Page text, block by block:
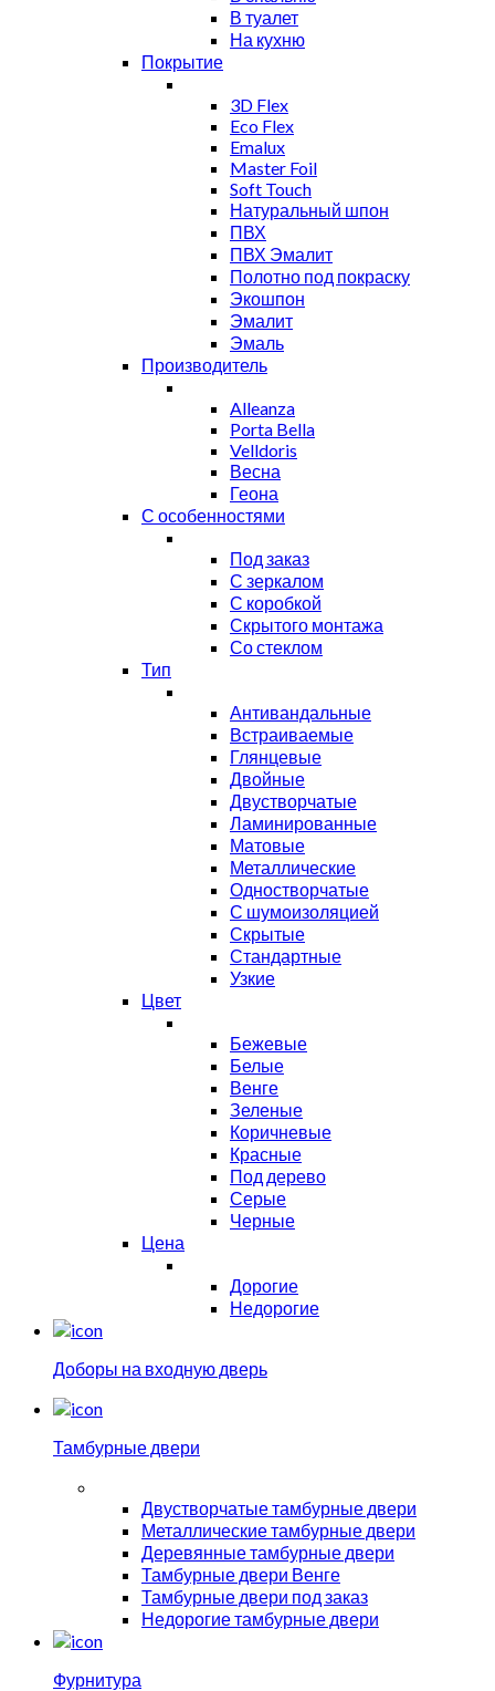
В туалет
На кухню
Покрытие
3D Flex
Eco Flex
Emalux
Master Foil
Soft Touch
Натуральный шпон
ПВХ
ПВХ Эмалит
Полотно под покраску
Экошпон
Эмалит
Эмаль
Производитель
Alleanza
Porta Bella
Velldoris
Весна
Геона
С особенностями
Под заказ
С зеркалом
С коробкой
Скрытого монтажа
Со стеклом
Тип
Антивандальные
Встраиваемые
Глянцевые
Двойные
Двустворчатые
Ламинированные
Матовые
Металлические
Одностворчатые
С шумоизоляцией
Скрытые
Стандартные
Узкие
Цвет
Бежевые
Белые
Венге
Зеленые
Коричневые
Красные
Под дерево
Серые
Черные
Цена
Дорогие
Недорогие
Доборы на входную дверь
Тамбурные двери
Двустворчатые тамбурные двери
Металлические тамбурные двери
Деревянные тамбурные двери
Тамбурные двери Венге
Тамбурные двери под заказ
Недорогие тамбурные двери
Фурнитура